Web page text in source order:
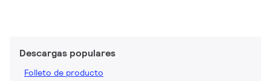
Descargas populares
Folleto de producto